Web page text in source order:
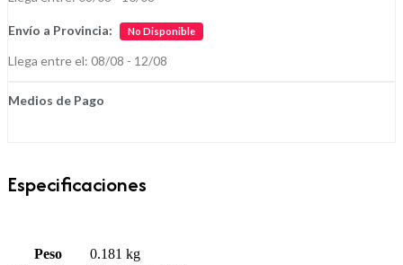
Envío a Provincia: No Disponible
Llega entre el: 08/08 - 12/08
Medios de Pago
Especificaciones
Peso
0.181 kg